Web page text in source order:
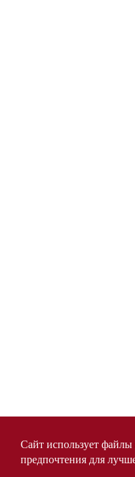
Сайт использует
предпочтения для